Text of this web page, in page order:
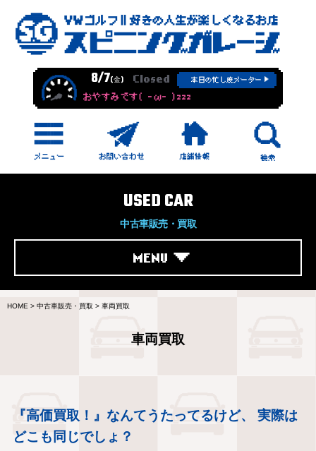
8/7(金) Closed 本日の忙し度メーター
おやすみです( -ω- )zzz
USED CAR
中古車販売・買取
MENU
HOME > 中古車販売・買取 > 車両買取
車両買取
『高価買取！』なんてうたってるけど、 実際は
どこも同じでしょ？